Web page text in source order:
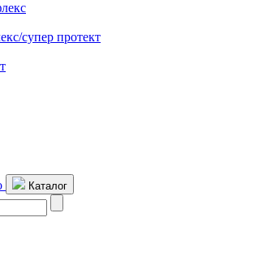
супер протект
Каталог